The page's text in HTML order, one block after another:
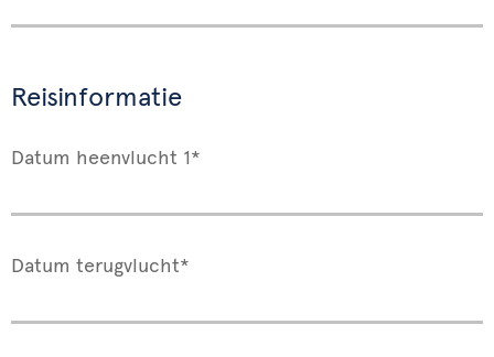
Reisinformatie
Datum heenvlucht 1*
Datum terugvlucht*